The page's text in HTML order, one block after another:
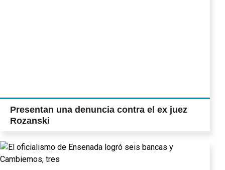
Presentan una denuncia contra el ex juez
Rozanski